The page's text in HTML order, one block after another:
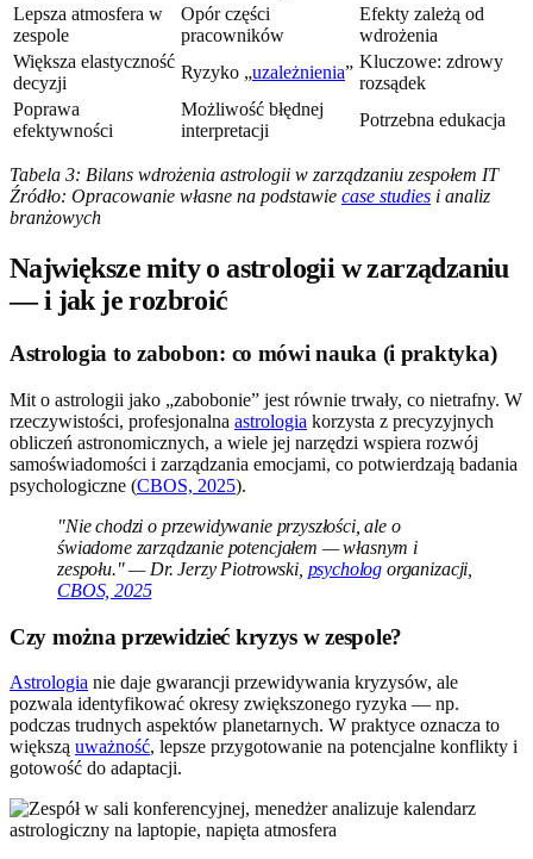
Lepsza atmosfera w
zespole
Opór części
pracowników
Efekty zależą od
wdrożenia
Większa elastyczność
decyzji
Ryzyko „uzależnienia”
Kluczowe: zdrowy
rozsądek
Poprawa
efektywności
Możliwość błędnej
interpretacji
Potrzebna edukacja
Tabela 3: Bilans wdrożenia astrologii w zarządzaniu zespołem IT
Źródło: Opracowanie własne na podstawie case studies i analiz
branżowych
Największe mity o astrologii w zarządzaniu
— i jak je rozbroić
Astrologia to zabobon: co mówi nauka (i praktyka)
Mit o astrologii jako „zabobonie” jest równie trwały, co nietrafny. W
rzeczywistości, profesjonalna astrologia korzysta z precyzyjnych
obliczeń astronomicznych, a wiele jej narzędzi wspiera rozwój
samoświadomości i zarządzania emocjami, co potwierdzają badania
psychologiczne (CBOS, 2025).
"Nie chodzi o przewidywanie przyszłości, ale o
świadome zarządzanie potencjałem — własnym i
zespołu." — Dr. Jerzy Piotrowski, psycholog organizacji,
CBOS, 2025
Czy można przewidzieć kryzys w zespole?
Astrologia nie daje gwarancji przewidywania kryzysów, ale
pozwala identyfikować okresy zwiększonego ryzyka — np.
podczas trudnych aspektów planetarnych. W praktyce oznacza to
większą uważność, lepsze przygotowanie na potencjalne konflikty i
gotowość do adaptacji.